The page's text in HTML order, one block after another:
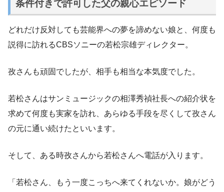
条件付きで許可した父の親心エピソード
どれだけ反対しても芸能界への夢を諦めない娘と、何度も
説得に訪れるCBSソニーの若松宗雄ディレクター。
孜さんも頑固でしたが、相手も相当な本気度でした。
若松さんはサンミュージックの相澤秀禎社長への紹介状を
求めて何度も実家を訪れ、あらゆる手段を尽くして孜さん
の元に通い続けたといいます。
そして、ある時孜さんから若松さんへ電話が入ります。
「若松さん、もう一度こっちへ来てくれないか。娘がどう